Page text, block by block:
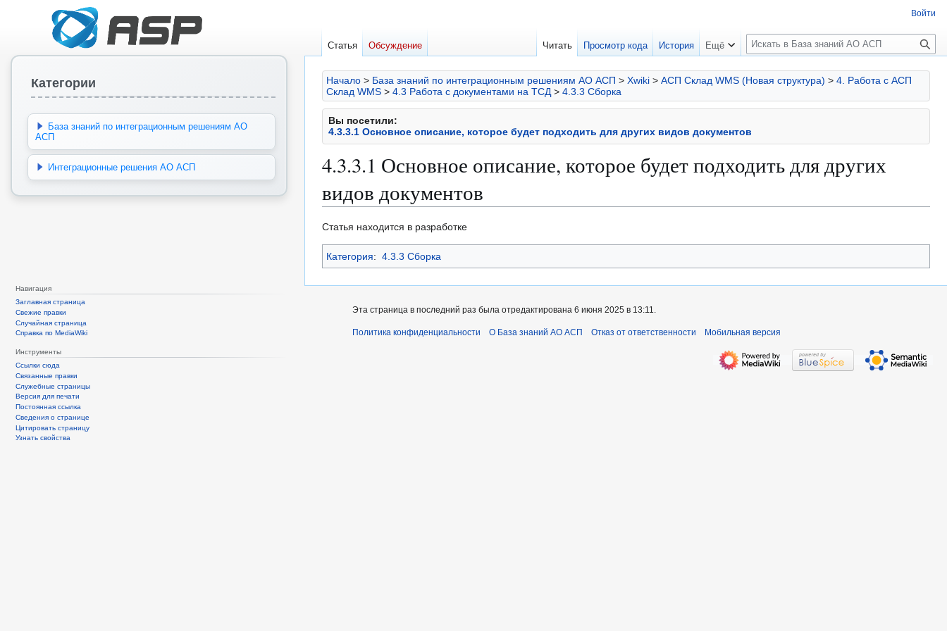
Начало > База знаний по интеграционным решениям АО АСП > Xwiki > АСП Склад WMS (Новая структура) > 4. Работа с АСП
Склад WMS > 4.3 Работа с документами на ТСД > 4.3.3 Сборка
Вы посетили:
4.3.3.1 Основное описание, которое будет подходить для других видов документов
4.3.3.1 Основное описание, которое будет подходить для других
видов документов
Перейти
навигации
Перейти
поиску
Статья находится в разработке
Категория: 4.3.3 Сборка
Войти
Статья Обсуждение Читать Просмотр кода История Ещё
П
о
и
с
к
Категории
База знаний по интеграционным решениям АО
АСП
Интеграционные решения АО АСП
Навигация
Заглавная страница
Свежие правки
Случайная страница
Справка по MediaWiki
Инструменты
Ссылки сюда
Связанные правки
Служебные страницы
Версия для печати
Постоянная ссылка
Сведения о странице
Цитировать страницу
Узнать свойства
Эта страница в последний раз была отредактирована 6 июня 2025 в 13:11.
Политика конфиденциальности О База знаний АО АСП Отказ от ответственности Мобильная версия